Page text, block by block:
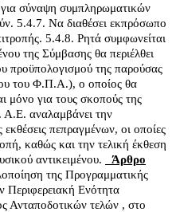
σύναψη συμπληρωματικών
5.4.7. Να διαθέσει εκπρόσωπο
5.4.8. Ρητά συμφωνείται
της Σύμβασης θα περιέλθει
της παρούσας
του Φ.Π.Α.), ο οποίος θα
μόνο για τους σκοπούς της
αναλαμβάνει την
πεπραγμένων, οι οποίες
καθώς και την τελική έκθεση
αντικειμένου.
Άρθρο
της Προγραμματικής
Περιφερειακή Ενότητα
Ανταποδοτικών τελών , στο